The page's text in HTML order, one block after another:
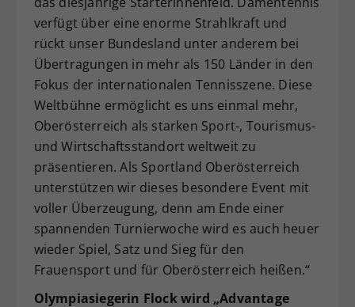
verfügt über eine enorme Strahlkraft und
rückt unser Bundesland unter anderem bei
Übertragungen in mehr als 150 Länder in den
Fokus der internationalen Tennisszene. Diese
Weltbühne ermöglicht es uns einmal mehr,
Oberösterreich als starken Sport-, Tourismus-
und Wirtschaftsstandort weltweit zu
präsentieren. Als Sportland Oberösterreich
unterstützen wir dieses besondere Event mit
voller Überzeugung, denn am Ende einer
spannenden Turnierwoche wird es auch heuer
wieder Spiel, Satz und Sieg für den
Frauensport und für Oberösterreich heißen.“
Olympiasiegerin Flock wird „Advantage